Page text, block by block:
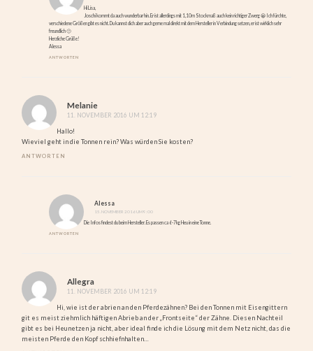
Hi Lisa,
Joschi kommt da auch wunderbar hin. Er ist allerdings mit 1,10m Stockmaß auch kein richtiger Zwerg 😀 Ich fürchte,
verschiedene Größen gibt es nicht. Du kannst dich aber auch gerne mal direkt mit dem Hersteller in Verbindung setzen, er ist wirklich sehr
freundlich 🙂
Herzliche Grüße!
Alessa
ANTWORTEN
Melanie
11. NOVEMBER 2016 UM 12:19
Hallo!
Wieviel geht in die Tonnen rein? Was würden Sie kosten?
ANTWORTEN
Alessa
15. NOVEMBER 2016 UM 9:00
Die Infos findest du beim Hersteller. Es passen ca 6-7kg Heu in eine Tonne.
ANTWORTEN
Allegra
11. NOVEMBER 2016 UM 12:19
Hi, wie ist der abrien an den Pferdezähnen? Bei den Tonnen mit Eisengittern
git es meist ziehmlich häftigen Abrieb an der „Frontseite“ der Zähne. Diesen Nachteil
gibt es bei Heunetzen ja nicht, aber ideal finde ich die Lösung mit dem Netz nicht, das die
meisten Pferde den Kopf schhiefnhalten…